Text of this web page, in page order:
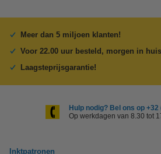
Meer dan 5 miljoen klanten!
Voor 22.00 uur besteld, morgen in
Laagsteprijsgarantie!
Hulp nodig? Bel ons op +32
Op werkdagen van 8.30 tot
Inktpatronen